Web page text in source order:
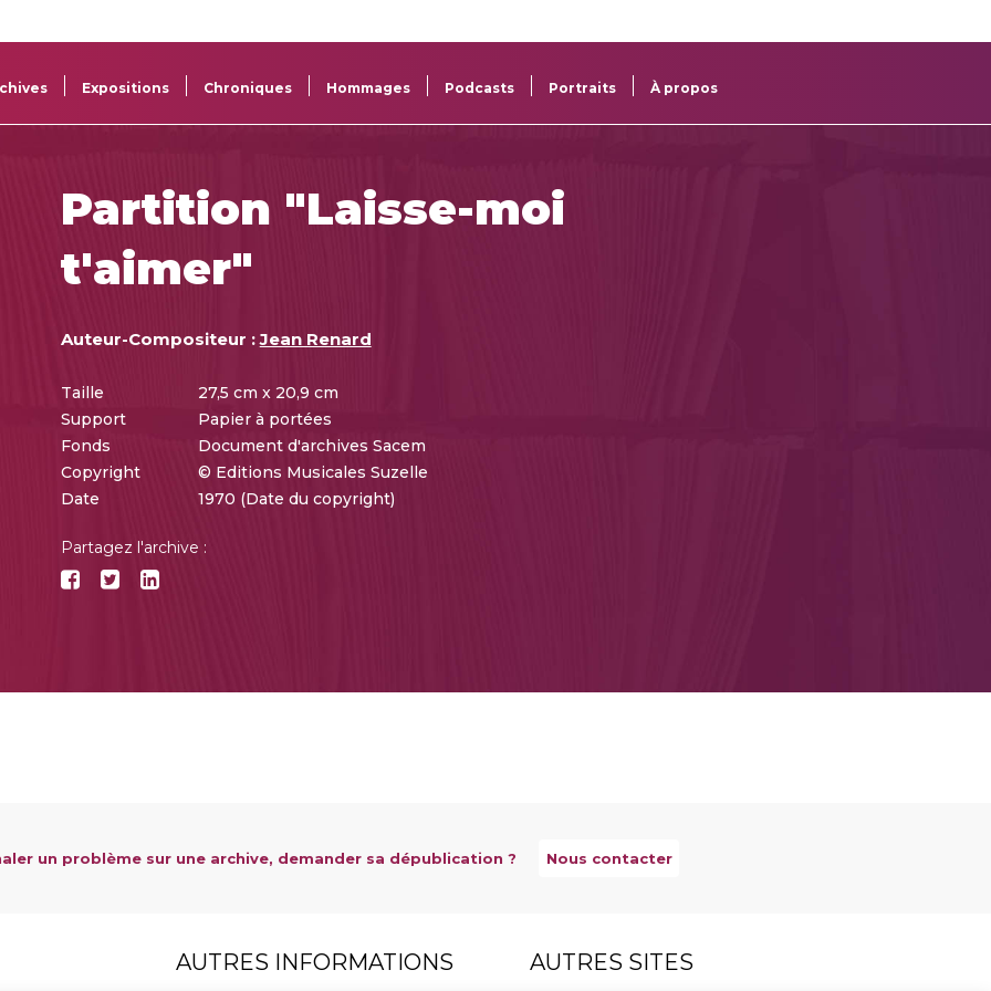
Sacem
projets
Sacem
des œuvres
Expositions Chroniques Hommages Podcasts Portraits À propos
Partition "Laisse-moi
t'aimer"
Auteur-Compositeur : Jean Renard
Taille
27,5 cm x 20,9 cm
Support
Papier à portées
Fonds
Document d'archives Sacem
Copyright
© Editions Musicales Suzelle
Date
1970 (Date du copyright)
Partagez l'archive :
un problème sur une archive, demander sa dépublication ? Nous contacter
AUTRES INFORMATIONS AUTRES SITES